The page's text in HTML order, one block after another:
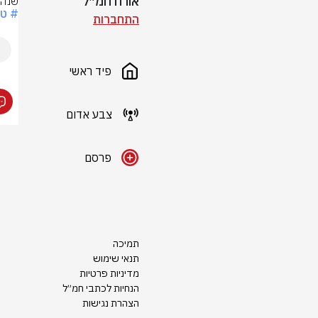
התחברות
פיד ראשי
צבע אדום
פרסם
תמיכה
תנאי שימוש
מדיניות פרטיות
הנחיות לכתבי חמ״ל
הצהרת נגישות
#